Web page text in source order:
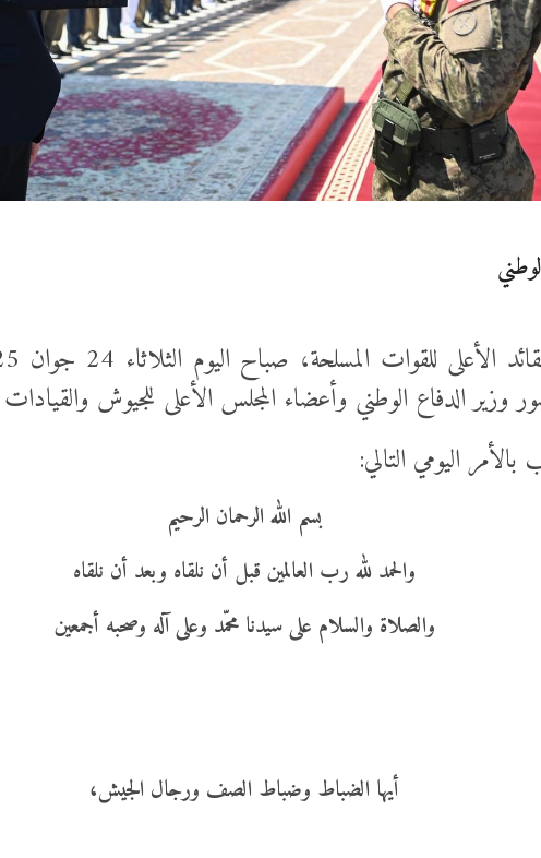
الدفاع الوطني وأعضاء المجلس الأعلى للجيوش والقيادات
اليومي التالي:
بسم الله الرحمان الرحيم
والحمد لله رب العالمين قبل أن نلقاه وبعد أن نلقاه
والصلاة والسلام على سيدنا محمّد وعلى آله وصحبه أجمعين
أيها الضباط وضباط الصف ورجال الجيش،